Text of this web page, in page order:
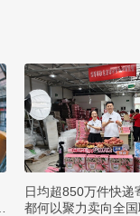
日均超850万件快递
都何以聚力卖向全